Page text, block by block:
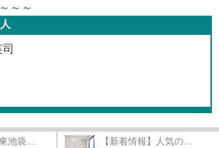
～～
池袋... 【新着情報】人気の...